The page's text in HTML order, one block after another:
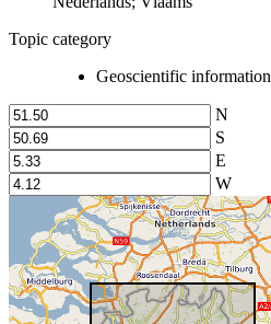
Topic category
Geoscientific information
N
S
E
W